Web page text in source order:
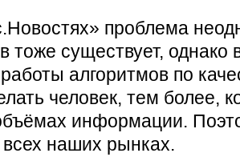
проблема
тоже существует,
работы алгоритмов по
человек, тем более,
информации.
наших рынках.